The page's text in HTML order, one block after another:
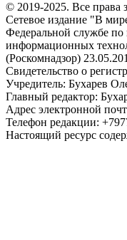
© 2019-2025. Все права
Сетевое издание "В
Федеральной службе по
информационных
(Роскомнадзор)
Свидетельство о
Учредитель: Бухарев
Главный редактор:
Адрес электронной
Телефон редакции:
Настоящий ресурс